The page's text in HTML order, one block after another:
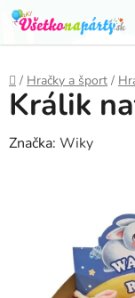
Prejsť
na
obsah
Domov
/ Hračky a šport /
Králik
Značka: Wiky